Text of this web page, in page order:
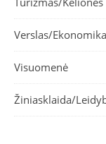
Verslas/Ekonomika
Visuomenė
Žiniasklaida/